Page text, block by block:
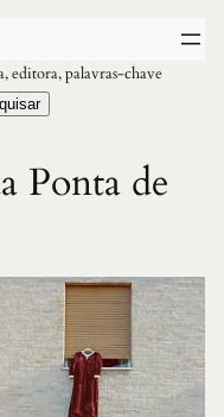
editora, palavras-chave
Ponta de